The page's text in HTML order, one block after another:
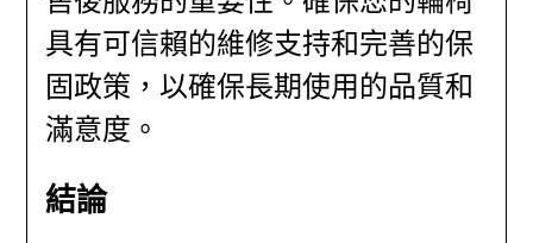
具有可信賴的維修支持和完善的保
固政策，以確保長期使用的品質和
滿意度。
結論